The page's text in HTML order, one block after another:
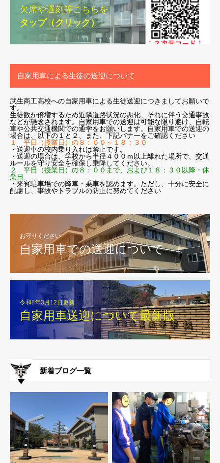
欠席や遅刻等こちらを
タップ（クリック）
自家用車による生徒の送迎について
武生商工高校への自家用車による生徒送迎につきましてお願いで
す。
生徒数が倍増するため近隣道路状況の悪化、それに伴う交通事故
などが懸念されます。自家用車での送迎は可能な限り避け、自転
車や公共交通機関での通学をお願いします。自家用車での送迎の
場合は、以下の１と２、また、下記バナーをご確認ください
１ 平日（授業日）の８：００～１８：３０
・送迎車の校内乗り入れは禁止です。
・送迎の場合は、学校から半径４００ｍ以上離れた場所で、交通
ルールを守り安全を確保し乗降してください。
２ 平日（授業日）の８：００まで、および１８：３０以降・休
業日
・来賓駐車場での降車・乗車を認めます。ただし、十分に安全に
配慮し、事故やトラブルの防止に努めてください
お守りください
自家用車での送迎について
令和8年3月12日更新
自家用車送迎について最新版
新着ブログ一覧